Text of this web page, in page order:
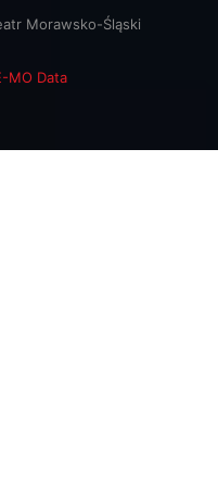
Morawsko-Śląski
MO Data